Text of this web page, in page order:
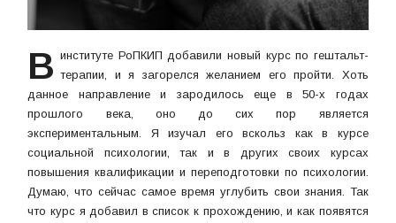
В институте РоПКИП добавили новый курс по гештальт-
терапии, и я загорелся желанием его пройти. Хоть
данное направление и зародилось еще в 50-х годах
прошлого века, оно до сих пор является
экспериментальным. Я изучал его вскольз как в курсе
социальной психологии, так и в других своих курсах
повышения квалификации и переподготовки по психологии.
Думаю, что сейчас самое время углубить свои знания. Так
что курс я добавил в список к прохождению, и как появятся